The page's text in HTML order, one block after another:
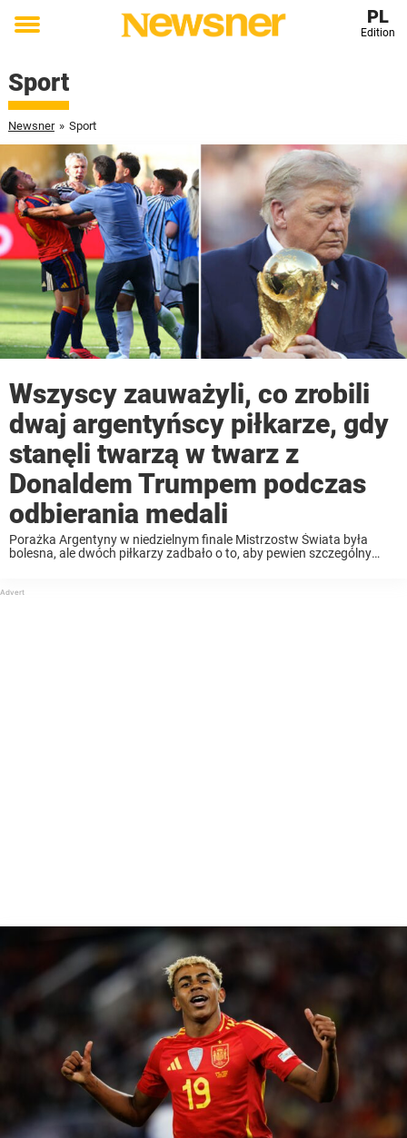
Toggle
PL
Edition
Sport
Newsner » Sport
Wszyscy zauważyli, co zrobili
dwaj argentyńscy piłkarze, gdy
stanęli twarzą w twarz z
Donaldem Trumpem podczas
odbierania medali
Porażka Argentyny w niedzielnym finale Mistrzostw Świata była
bolesna, ale dwóch piłkarzy zadbało o to, aby pewien szczególny
uściśnięcia dłoni Donalda ...